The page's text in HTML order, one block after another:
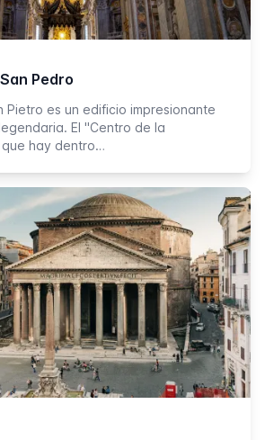
Pedro
Pietro es un edificio impresionante
El "Centro de la
hay dentro…